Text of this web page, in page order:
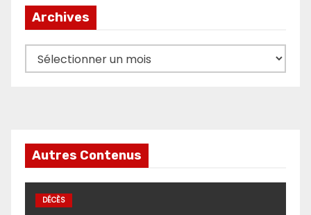
Archives
Archives
Autres Contenus
DÉCÈS